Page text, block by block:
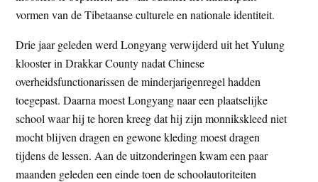
vormen van de Tibetaanse culturele en nationale identiteit.
Drie jaar geleden werd Longyang verwijderd uit het Yulung
klooster in Drakkar County nadat Chinese
overheidsfunctionarissen de minderjarigenregel hadden
toegepast. Daarna moest Longyang naar een plaatselijke
school waar hij te horen kreeg dat hij zijn monnikskleed niet
mocht blijven dragen en gewone kleding moest dragen
tijdens de lessen. Aan de uitzonderingen kwam een paar
maanden geleden een einde toen de schoolautoriteiten